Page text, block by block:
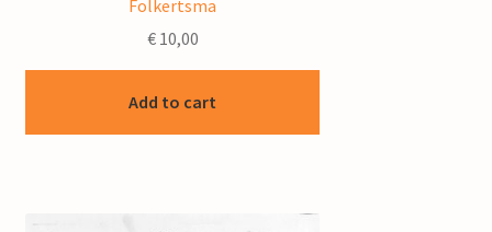
Folkertsma
€10,00
Add to cart